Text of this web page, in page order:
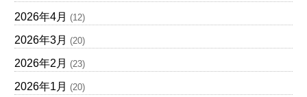
2026年4月 (12)
2026年3月 (20)
2026年2月 (23)
2026年1月 (20)